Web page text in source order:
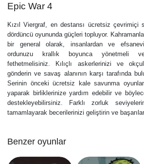
Epic War 4
Kızıl Viergraf, en destansı ücretsiz çevrimiçi
dördüncü oyununda güçleri topluyor.
bir general olarak, insanlardan ve
ordunuzu krallık boyunca yönetmeli
fethetmelisiniz. Kılıçlı askerlerinizi ve
gönderin ve savaş alanının karşı tarafında
Serinin önceki ücretsiz kale savunma
yaparak birliklerinize yardım edebilir ve
destekleyebilirsiniz. Farklı zorluk
tamamlayarak becerilerinizi geliştirin ve başarılar
Benzer oyunlar